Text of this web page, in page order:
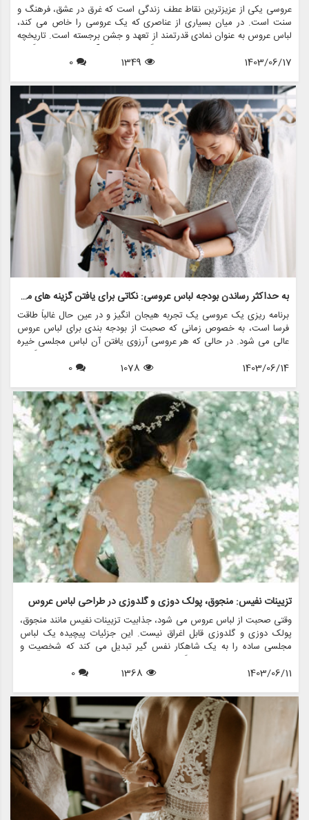
عروسی یکی از عزیزترین نقاط عطف زندگی است که غرق در عشق، فرهنگ و
سنت است. در میان بسیاری از عناصری که یک عروسی را خاص می کند،
لباس عروس به عنوان نمادی قدرتمند از تعهد و جشن برجسته است. تاریخچه
سنت های لباس عروس به اندازه فرهنگ هایی که از آن سرچشمه می گیرند
متنوع است و ارزش های اجتماعی، آداب و رسوم منطقه ای و داستان های
های لباس عروسی در سراسر جهان را بررسی می کنیم و نشان می دهیم که
چگونه این آداب و رسوم در طول زمان تغییر کرده اند و معنای امروزی آنها
چیست.
1403/06/17
1349
0
به حداکثر رساندن بودجه لباس عروسی: نکاتی برای یافتن گزینه های مقرون به صرفه
برنامه ریزی یک عروسی یک تجربه هیجان انگیز و در عین حال غالباً طاقت
فرسا است، به خصوص زمانی که صحبت از بودجه بندی برای لباس عروس
عالی می شود. در حالی که هر عروسی آرزوی یافتن آن لباس مجلسی خیره
کننده را دارد، واقعیت این است که لباس عروسی می تواند با قیمت گزافی
همراه باشد. با این حال، با برنامه ریزی دقیق و استراتژی های خرید
سبک یا کیفیت بیابید. در این مقاله، نکات مختلفی را برای به حداکثر رساندن
بودجه لباس عروس بررسی خواهیم کرد، از جمله اینکه چگونه فروشگاه هایی
مانند مزون چرخچی می توانند به شما در رسیدن به دیدگاه عروسی تان
کمک کنند، بدون اینکه پولی از دست بدهید.
1403/06/14
1078
0
تزیینات نفیس: منجوق، پولک دوزی و گلدوزی در طراحی لباس عروس
وقتی صحبت از لباس عروس می شود، جذابیت تزیینات نفیس مانند منجوق،
پولک دوزی و گلدوزی قابل اغراق نیست. این جزئیات پیچیده یک لباس
مجلسی ساده را به یک شاهکار نفس گیر تبدیل می کند که شخصیت و
استایل عروس را در بر می گیرد. در این مقاله، دنیای فریبنده تزیینات در
طراحی لباس عروس را بررسی خواهیم کرد و اهمیت، تکنیک ها و نحوه
کنیم.
1403/06/11
1368
0